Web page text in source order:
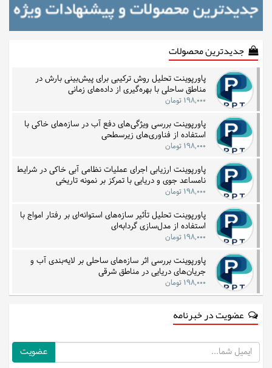
جدیدترین محصولات
پاورپوینت تحلیل روش ترکیبی برای پیش‌بینی بارش در
مناطق ساحلی با بهره‌گیری از داده‌های زمانی
۱۹۸,۰۰۰ تومان
پاورپوینت بررسی ویژگی‌های دفع آب در سازه‌های خاکی با
استفاده از فناوری‌های زیرسطحی
۱۹۸,۰۰۰ تومان
پاورپوینت ارزیابی اجرای عملیات نظامی آبی خاکی در شرایط
نامساعد جوی و دریایی با تمرکز بر نمونه تاریخی
۱۹۸,۰۰۰ تومان
پاورپوینت تحلیل تأثیر سازه‌های استوانه‌ای بر رفتار امواج با
استفاده از مدل‌سازی گردابه‌ای
۱۹۸,۰۰۰ تومان
پاورپوینت بررسی اثر سازه‌های ساحلی بر لایه‌بندی آب و
جریان‌های دریایی در مناطق شرقی
۱۹۸,۰۰۰ تومان
عضویت در خبرنامه
ایمیل